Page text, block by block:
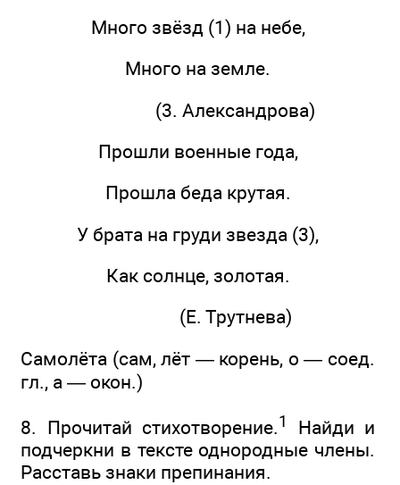
Много звёзд (1) на небе,
Много на земле.
(3. Александрова)
Прошли военные года,
Прошла беда крутая.
У брата на груди звезда (3),
Как солнце, золотая.
(Е. Трутнева)
Самолёта (сам, лёт — корень, о — соед.
гл., а — окон.)
8. Прочитай стихотворение.1
Найди и
подчеркни в тексте однородные члены.
Расставь знаки препинания.